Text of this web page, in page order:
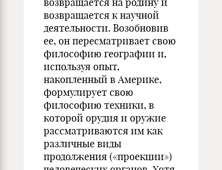
возвращается к научной
деятель­ности. Возобновив
ее, он пересматривает свою
философию геогра­фии и,
используя опыт,
накопленный в Америке,
формулирует свою
философию техники, в
которой орудия и оружие
рассматриваются им как
различные виды
продолжения («проекции»)